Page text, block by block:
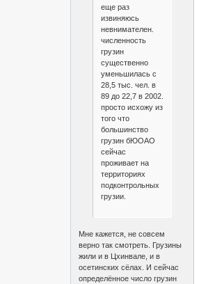
еще раз
извиняюсь
невнимателен.
численность
грузин
существенно
уменьшилась с
28,5 тыс. чел. в
89 до 22,7 в 2002.
просто исхожу из
того что
большинство
грузин бЮОАО
сейчас
проживает на
территориях
подконтрольных
грузии.
Мне кажется, не совсем
верно так смотреть. Грузины
жили и в Цхинвале, и в
осетинских сёлах. И сейчас
определённое число грузин